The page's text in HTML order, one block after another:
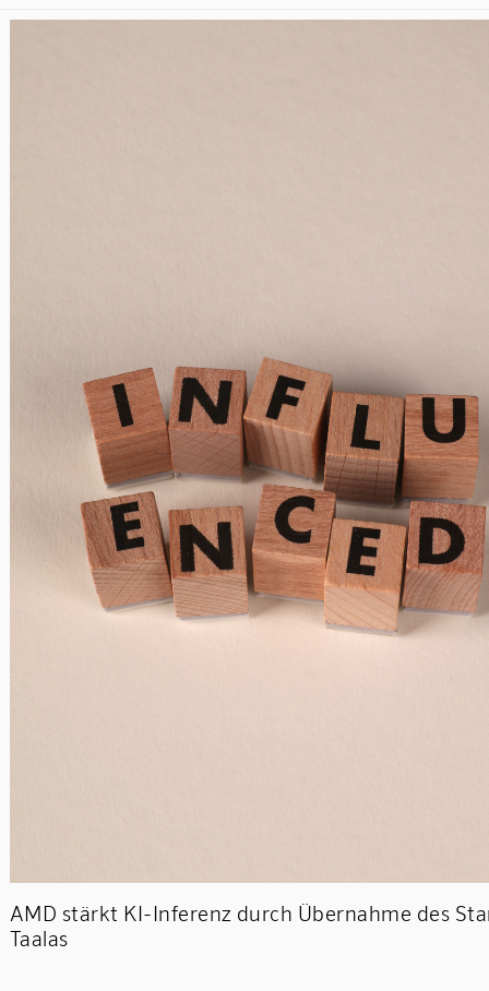
AMD stärkt KI-Inferenz durch Übernahme des
Taalas